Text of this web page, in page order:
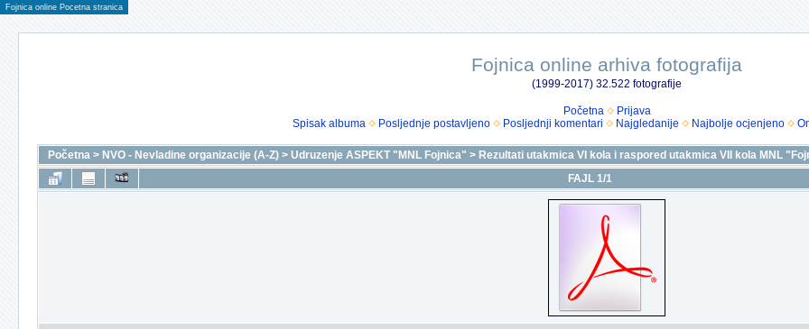
Fojnica online Pocetna stranica
Fojnica online arhiva fotografija
(1999-2017) 32.522 fotografije
Početna
Prijava
Spisak albuma
Posljednje postavljeno Posljednji komentari Najgledanije Najbolje ocjenjeno
Početna > NVO - Nevladine organizacije (A-Z) > Udruzenje ASPEKT "MNL Fojnica" > Rezultati utakmica VI kola i raspored utakmica VII kola MNL
FAJL 1/1